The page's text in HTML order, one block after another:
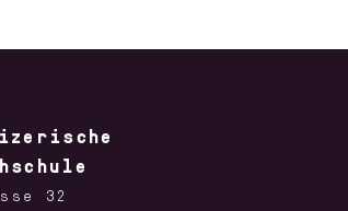
32